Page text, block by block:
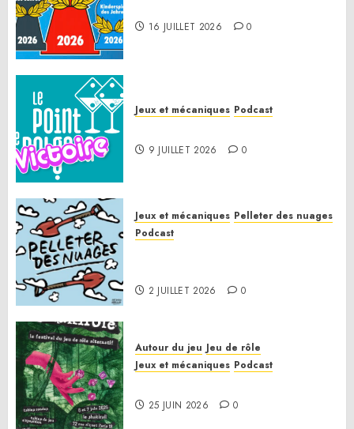
16 JUILLET 2026 0
Jeux et mécaniques Podcast
9 JUILLET 2026 0
Jeux et mécaniques Pelleter des nuages
Podcast
2 JUILLET 2026 0
Autour du jeu Jeu de rôle
Jeux et mécaniques Podcast
25 JUIN 2026 0